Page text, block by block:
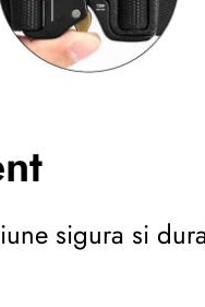
sigura si